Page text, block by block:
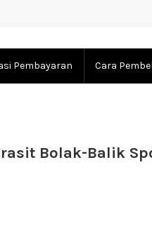
Pembayaran Cara
Bolak-Balik